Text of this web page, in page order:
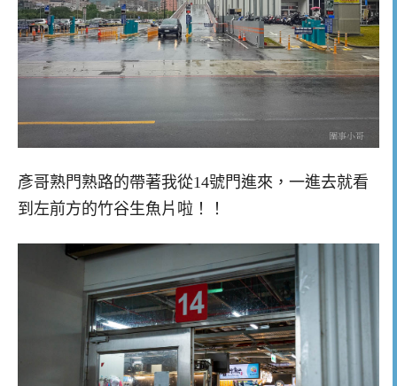
彥哥熟門熟路的帶著我從14號門進來，一進去就看
到左前方的竹谷生魚片啦！！